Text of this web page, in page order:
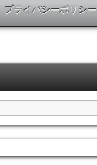
プライバシーポリシー